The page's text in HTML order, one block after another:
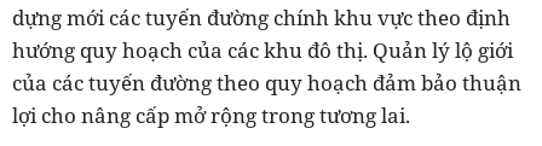
dựng mới các tuyến đường chính khu vực theo định
hướng quy hoạch của các khu đô thị. Quản lý lộ giới
của các tuyến đường theo quy hoạch đảm bảo thuận
lợi cho nâng cấp mở rộng trong tương lai.